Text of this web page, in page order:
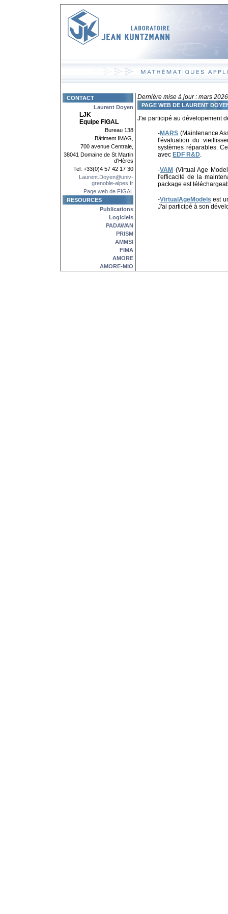
CONTACT
Laurent Doyen
LJK
Equipe FIGAL
Bureau 138
Bâtiment IMAG,
700 avenue Centrale,
38041 Domaine de St Martin
d'Hères
Tel: +33(0)4 57 42 17 30
Laurent.Doyen@univ-
grenoble-alpes.fr
Page web de FIGAL
RESOURCES
Publications
Logiciels
PADAWAN
PRISM
AMMSI
FIMA
AMORE
AMORE-MIO
Dernière mise à jour : mars 2026
PAGE WEB DE LAURENT
J'ai participé au dévelopement
-MARS (Maintenance
l'évaluation du
systèmes réparables.
avec EDF R&D.
-VAM (Virtual Age
l'efficacité de la
package est
-VirtualAgeModels est
J'ai participé à son